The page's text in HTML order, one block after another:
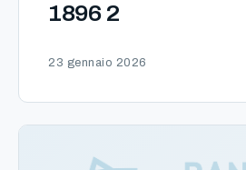
1896 2
23 gennaio 2026